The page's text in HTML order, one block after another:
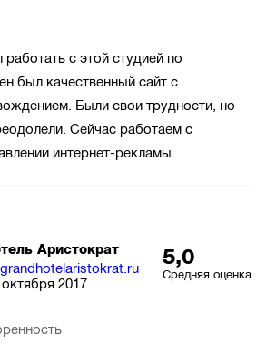
с этой студией по
был качественный сайт с
Были свои трудности, но
Сейчас работаем с
интернет-рекламы
Аристократ
grandhotelaristokrat.ru
2017
5,0
Средняя оценка